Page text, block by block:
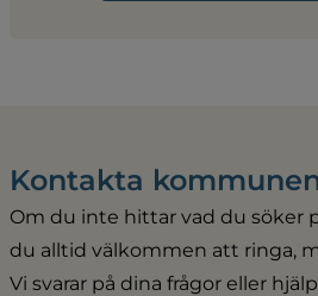
Kontakta
Om du inte hittar vad du söker
du alltid välkommen att ringa,
Vi svarar på dina frågor eller